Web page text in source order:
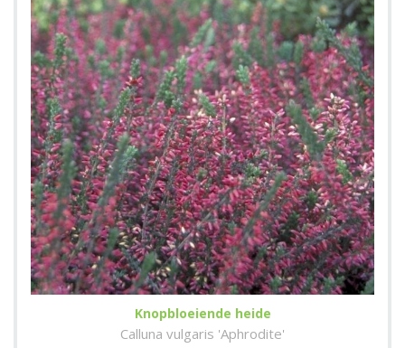
Knopbloeiende heide
Calluna vulgaris 'Aphrodite'